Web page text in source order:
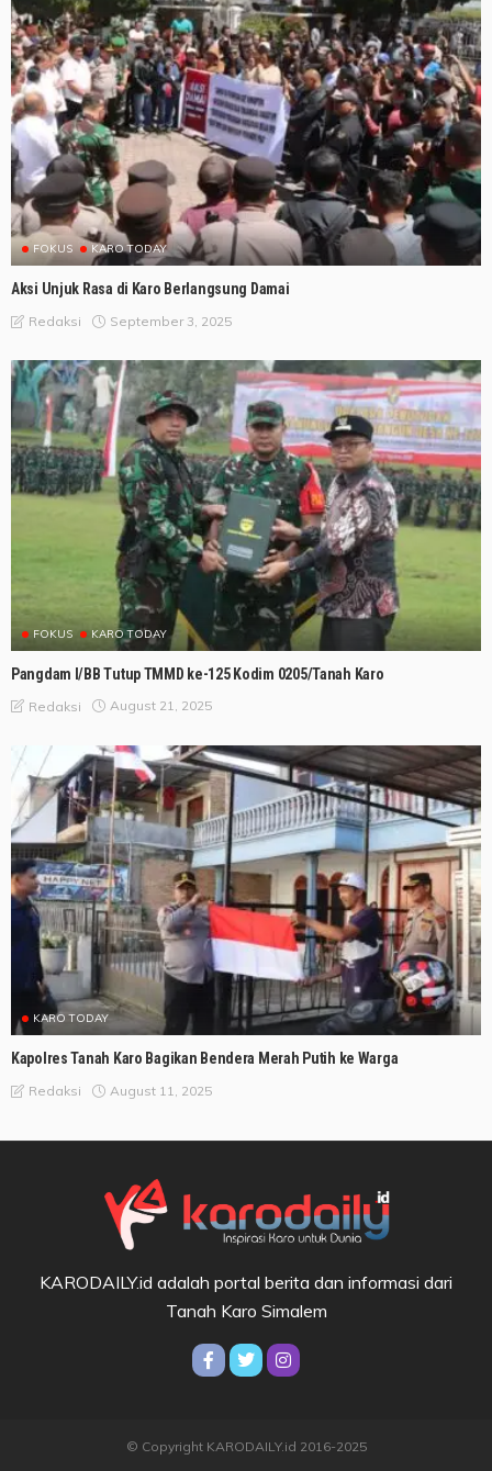
FOKUS KARO TODAY
Aksi Unjuk Rasa di Karo Berlangsung Damai
Redaksi September 3, 2025
FOKUS KARO TODAY
Pangdam I/BB Tutup TMMD ke-125 Kodim 0205/Tanah Karo
Redaksi August 21, 2025
KARO TODAY
Kapolres Tanah Karo Bagikan Bendera Merah Putih ke Warga
Redaksi August 11, 2025
KARODAILY.id adalah portal berita dan informasi dari
Tanah Karo Simalem
© Copyright KARODAILY.id 2016-2025